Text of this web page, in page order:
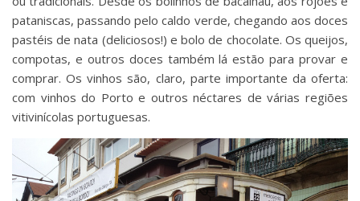
pataniscas, passando pelo caldo verde, chegando aos doces
pastéis de nata (deliciosos!) e bolo de chocolate. Os queijos,
compotas, e outros doces também lá estão para provar e
comprar. Os vinhos são, claro, parte importante da oferta:
com vinhos do Porto e outros néctares de várias regiões
vitivinícolas portuguesas.